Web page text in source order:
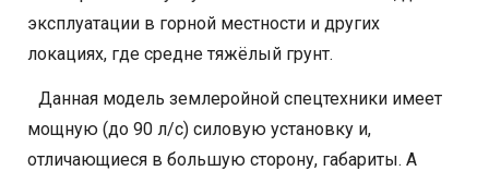
эксплуатации в горной местности и других
локациях, где средне тяжёлый грунт.
Данная модель землеройной спецтехники имеет
мощную (до 90 л/с) силовую установку и,
отличающиеся в большую сторону, габариты. А